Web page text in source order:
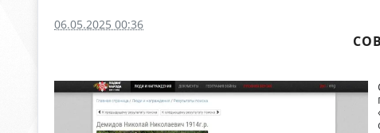
06.05.2025 00:36